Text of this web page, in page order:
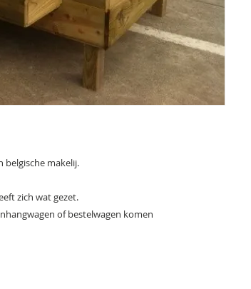
belgische makelij.
zich wat gezet.
of bestelwagen komen